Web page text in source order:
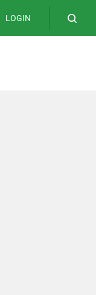
LOGIN